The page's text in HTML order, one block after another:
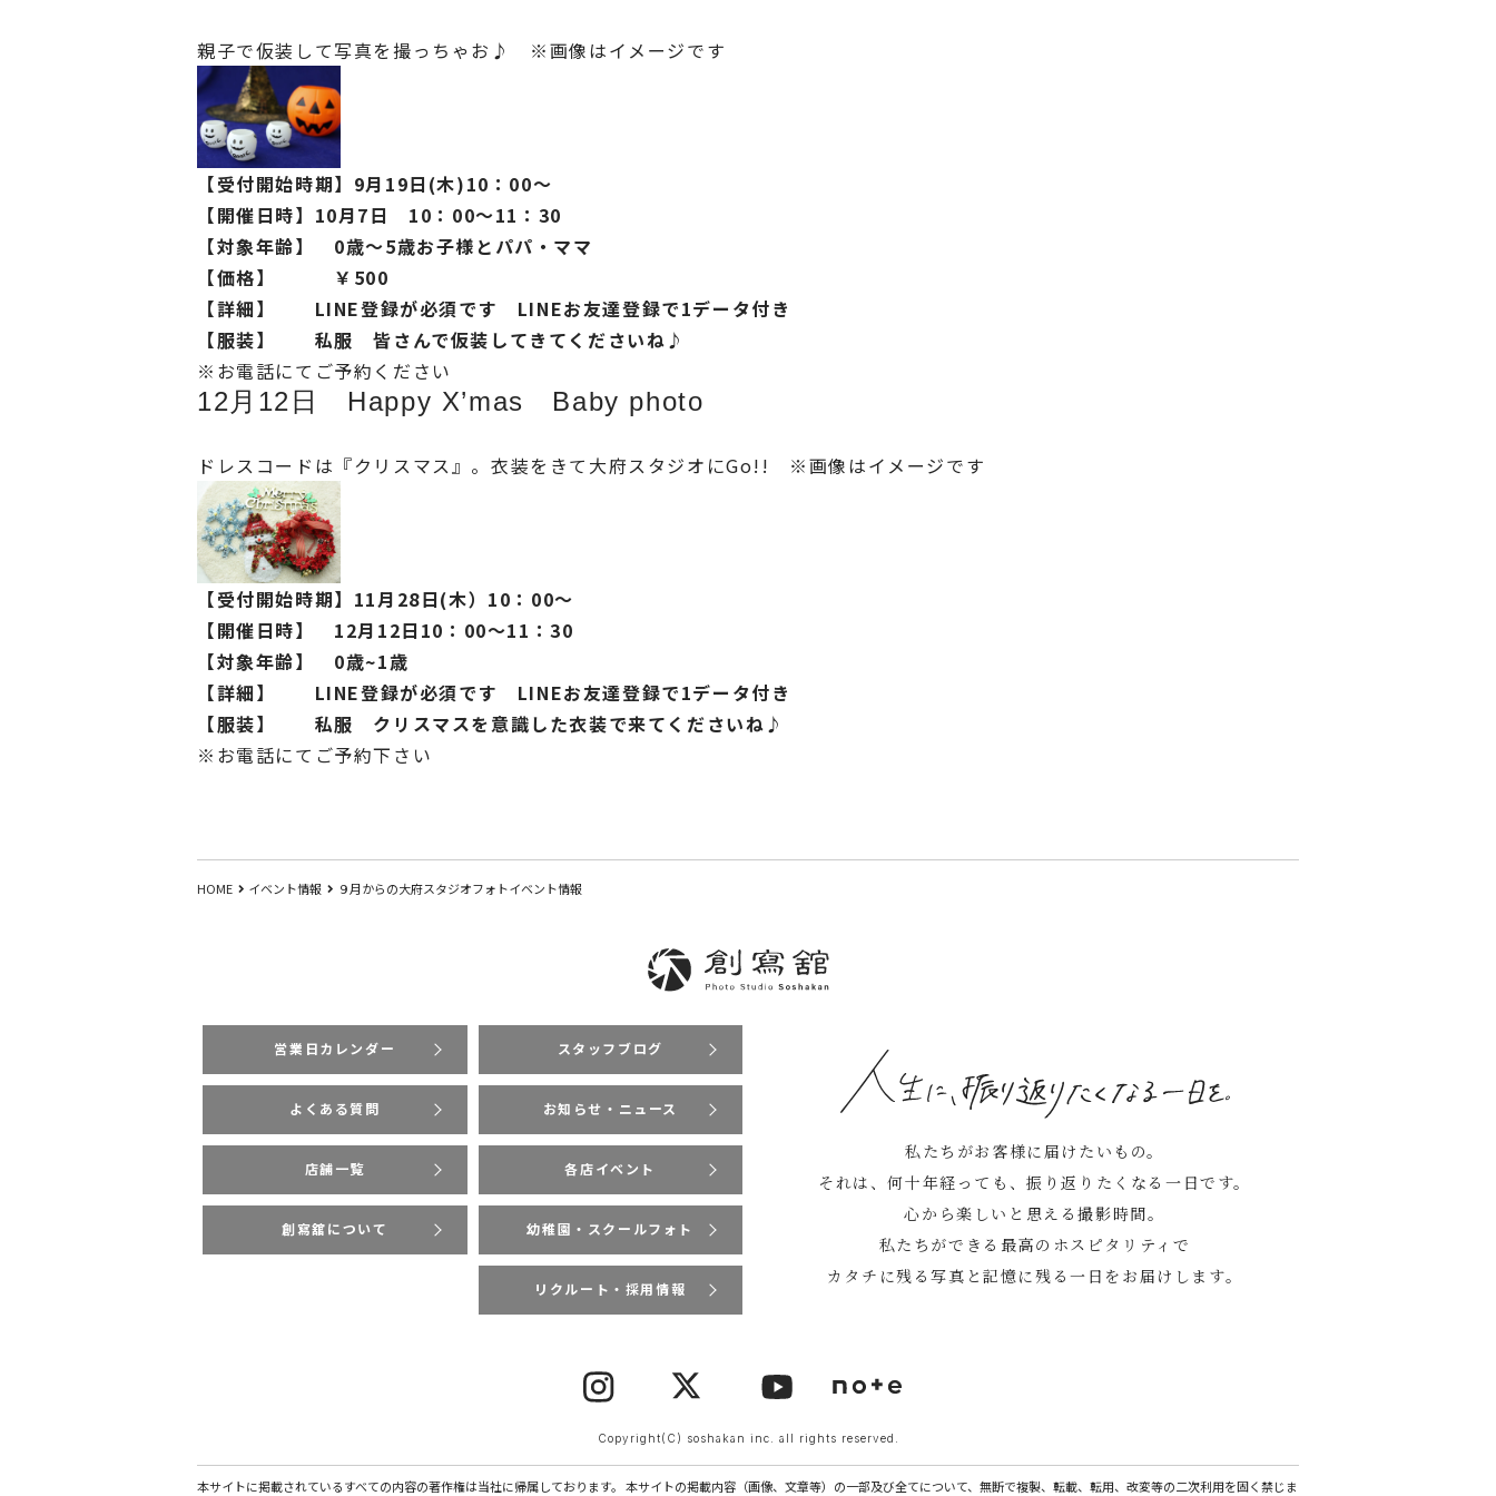
親子で仮装して写真を撮っちゃお♪ ※画像はイメージです
【受付開始時期】9月19日(木)10：00～
【開催日時】10月7日 10：00～11：30
【対象年齢】 0歳～5歳お子様とパパ・ママ
【価格】 ￥500
【詳細】 LINE登録が必須です LINEお友達登録で1データ付き
【服装】 私服 皆さんで仮装してきてくださいね♪
※お電話にてご予約ください
12月12日 Happy X’mas Baby photo
ドレスコードは『クリスマス』。衣装をきて大府スタジオにGo!! ※画像はイメージです
【受付開始時期】11月28日(木）10：00～
【開催日時】 12月12日10：00～11：30
【対象年齢】 0歳~1歳
【詳細】 LINE登録が必須です LINEお友達登録で1データ付き
【服装】 私服 クリスマスを意識した衣装で来てくださいね♪
※お電話にてご予約下さい
HOME イベント情報 ９月からの大府スタジオフォトイベント情報
営業日カレンダー
よくある質問
店舗一覧
創寫舘について
スタッフブログ
お知らせ・ニュース
各店イベント
幼稚園・スクールフォト
リクルート・採用情報
私たちがお客様に届けたいもの。
それは、何十年経っても、振り返りたくなる一日です。
心から楽しいと思える撮影時間。
私たちができる最高のホスピタリティで
カタチに残る写真と記憶に残る一日をお届けします。
Copyright(C) soshakan inc. all rights reserved.
本サイトに掲載されているすべての内容の著作権は当社に帰属しております。 本サイトの掲載内容（画像、文章等）の一部及び全てについて、無断で複製、転載、転用、改変等の二次利用を固く禁じま